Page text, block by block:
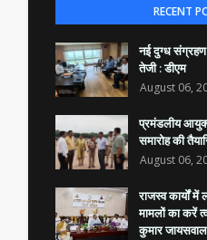
RECENT
नई दुग्ध संग्रहण
तेजी : डीएम
August 06,
प्रमंडलीय
समारोह की
August 06,
राजस्व कार्यों में
मामलों का करें
कुमार जायसवाल